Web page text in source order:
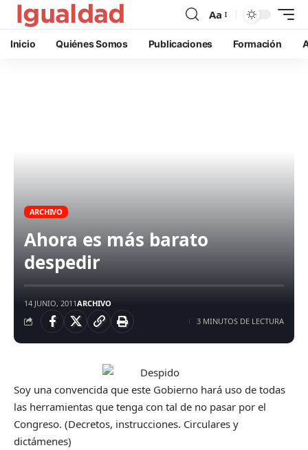
Aa
Inicio Quiénes Somos Publicaciones Formación
ARCHIVO
Ahora es más barato
despedir
14 JUNIO, 2011ARCHIVO
3 MINUTOS DE LECTURA
Soy una convencida que este Gobierno hará uso de todas
las herramientas que tenga con tal de no pasar por el
Congreso. (Decretos, instrucciones. Circulares y
dictámenes)